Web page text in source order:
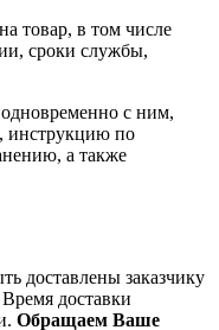
товар, в том числе
сроки службы,
с ним,
инструкцию по
а также
доставлены заказчику
доставки
Обращаем Ваше